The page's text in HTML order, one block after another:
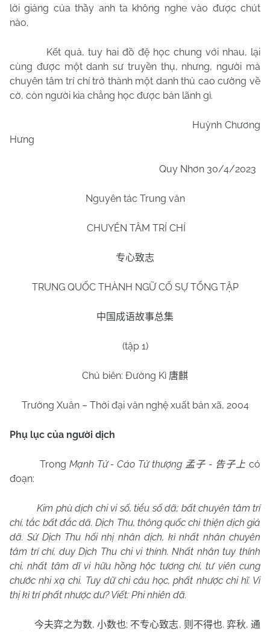
lời giảng của thầy anh ta không nghe vào được chút
nào.
Kết quả, tuy hai đồ đệ học chung với nhau, lại
cùng được một danh sư truyền thụ, nhưng, người mà
chuyên tâm trí chí trở thành một danh thủ cao cường về
cờ, còn người kia chẳng học được bản lãnh gì.
Huỳnh Chương
Hưng
Quy Nhơn 30/4/2023
Nguyên tác Trung văn
CHUYÊN TÂM TRÍ CHÍ
专心致志
TRUNG QUỐC THÀNH NGỮ CỐ SỰ TỔNG TẬP
中国成语故事总集
(tập 1)
Chủ biên: Đường Kì 唐麒
Trường Xuân – Thời đại văn nghệ xuất bản xã, 2004
Phụ lục của người dịch
Trong Mạnh Tử - Cáo Tử thượng 孟子 - 告子上 có
đoạn:
Kim phù dịch chi vi số, tiểu số dã; bất chuyên tâm trí
chí, tắc bất đắc dã. Dịch Thu, thông quốc chi thiện dịch giả
dã. Sử Dịch Thu hối nhị nhân dịch, kì nhất nhân chuyên
tâm trí chí, duy Dịch Thu chi vi thính. Nhất nhân tuy thính
chi, nhất tâm dĩ vi hữu hồng hộc tương chí, tư viên cung
chước nhi xạ chi. Tuy dữ chi câu học, phất nhược chi hĩ. Vi
thị kì trí phất nhược dư? Viết: Phi nhiên dã.
今夫弈之为数, 小数也; 不专心致志, 则不得也. 弈秋,通